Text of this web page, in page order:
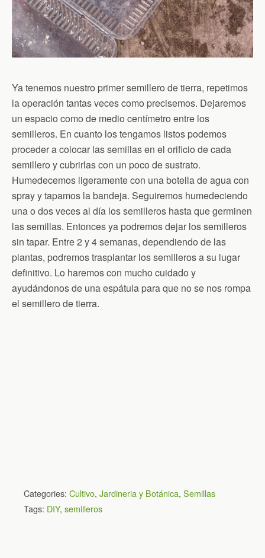
Ya tenemos nuestro primer semillero de tierra, repetimos
la operación tantas veces como precisemos. Dejaremos
un espacio como de medio centímetro entre los
semilleros. En cuanto los tengamos listos podemos
proceder a colocar las semillas en el orificio de cada
semillero y cubrirlas con un poco de sustrato.
Humedecemos ligeramente con una botella de agua con
spray y tapamos la bandeja. Seguiremos humedeciendo
una o dos veces al día los semilleros hasta que germinen
las semillas. Entonces ya podremos dejar los semilleros
sin tapar. Entre 2 y 4 semanas, dependiendo de las
plantas, podremos trasplantar los semilleros a su lugar
definitivo. Lo haremos con mucho cuidado y
ayudándonos de una espátula para que no se nos rompa
el semillero de tierra.
Categories: Cultivo, Jardineria y Botánica, Semillas
Tags: DIY, semilleros